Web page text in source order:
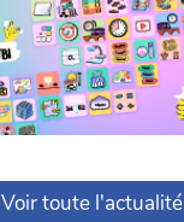
Voir toute l'actualité